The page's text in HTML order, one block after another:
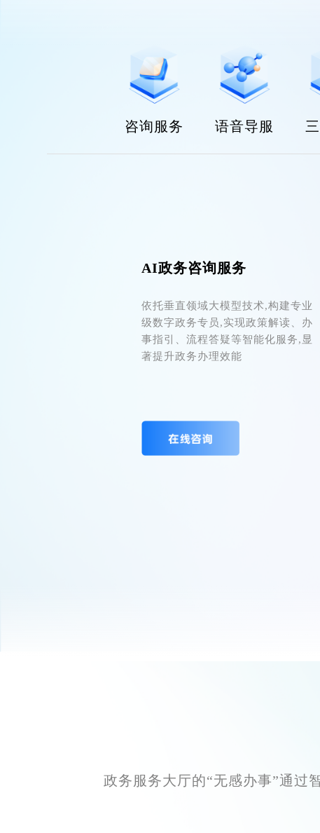
咨询服务 语音导服
AI政务咨询服务
依托垂直领域大模型技术,构建专业
级数字政务专员,实现政策解读、办
事指引、流程答疑等智能化服务,显
著提升政务办理效能
政务服务大厅的“无感办事”通过